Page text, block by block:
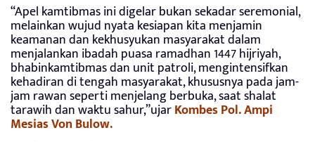
“Apel kamtibmas ini digelar bukan sekadar seremonial,
melainkan wujud nyata kesiapan kita menjamin
keamanan dan kekhusyukan masyarakat dalam
menjalankan ibadah puasa ramadhan 1447 hijriyah,
bhabinkamtibmas dan unit patroli, mengintensifkan
kehadiran di tengah masyarakat, khususnya pada jam-
jam rawan seperti menjelang berbuka, saat shalat
tarawih dan waktu sahur,”ujarKombes Pol. Ampi
Mesias Von Bulow.